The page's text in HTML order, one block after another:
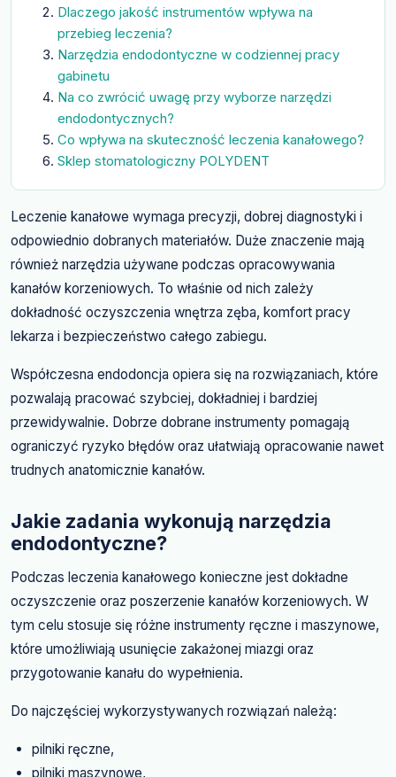
Dlaczego jakość instrumentów wpływa na
przebieg leczenia?
Narzędzia endodontyczne w codziennej pracy
gabinetu
Na co zwrócić uwagę przy wyborze narzędzi
endodontycznych?
Co wpływa na skuteczność leczenia kanałowego?
Sklep stomatologiczny POLYDENT
Leczenie kanałowe wymaga precyzji, dobrej diagnostyki i
odpowiednio dobranych materiałów. Duże znaczenie mają
również narzędzia używane podczas opracowywania
kanałów korzeniowych. To właśnie od nich zależy
dokładność oczyszczenia wnętrza zęba, komfort pracy
lekarza i bezpieczeństwo całego zabiegu.
Współczesna endodoncja opiera się na rozwiązaniach, które
pozwalają pracować szybciej, dokładniej i bardziej
przewidywalnie. Dobrze dobrane instrumenty pomagają
ograniczyć ryzyko błędów oraz ułatwiają opracowanie nawet
trudnych anatomicznie kanałów.
Jakie zadania wykonują narzędzia
endodontyczne?
Podczas leczenia kanałowego konieczne jest dokładne
oczyszczenie oraz poszerzenie kanałów korzeniowych. W
tym celu stosuje się różne instrumenty ręczne i maszynowe,
które umożliwiają usunięcie zakażonej miazgi oraz
przygotowanie kanału do wypełnienia.
Do najczęściej wykorzystywanych rozwiązań należą:
pilniki ręczne,
pilniki maszynowe,